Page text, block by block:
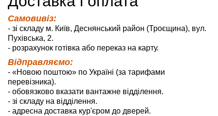
Самовивіз:
- зі складу м. Київ, Деснянський район (Троєщина), вул.
Пухівська, 2.
- розрахунок готівка або переказ на карту.
Відправляємо:
- «Новою поштою» по Україні (за тарифами
перевізника).
- обовязково вказати вантажне відділення.
- зі складу на відділення.
- адресна доставка кур'єром до дверей.